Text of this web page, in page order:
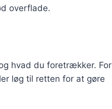
overflade.
hvad du foretrækker. For
løg til retten for at gøre